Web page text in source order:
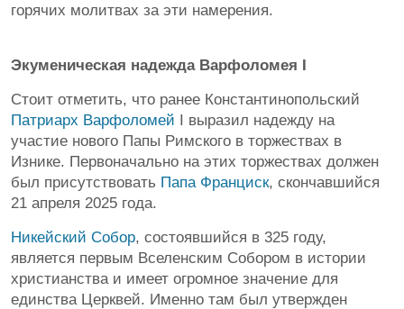
горячих молитвах за эти намерения.
Экуменическая надежда Варфоломея I
Стоит отметить, что ранее Константинопольский
Патриарх Варфоломей I выразил надежду на
участие нового Папы Римского в торжествах в
Изнике. Первоначально на этих торжествах должен
был присутствовать Папа Франциск, скончавшийся
21 апреля 2025 года.
Никейский Собор, состоявшийся в 325 году,
является первым Вселенским Собором в истории
христианства и имеет огромное значение для
единства Церквей. Именно там был утвержден